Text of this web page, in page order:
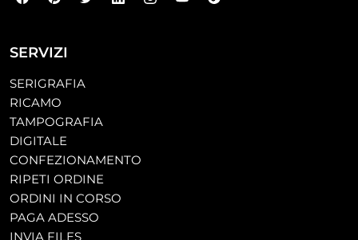
SERVIZI
SERIGRAFIA
RICAMO
TAMPOGRAFIA
DIGITALE
CONFEZIONAMENTO
RIPETI ORDINE
ORDINI IN CORSO
PAGA ADESSO
INVIA FILES